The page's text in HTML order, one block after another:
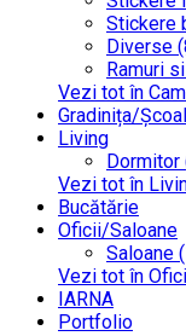
Stickere
Diverse
Ramuri
Vezi tot în
Gradinița/
Living
Dormitor
Vezi tot în
Bucătărie
Oficii/Saloane
Saloane
Vezi tot în
IARNA
Portfolio